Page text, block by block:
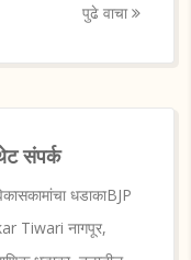
पुढे वाचा
संपर्क
धडाकाBJP
Tiwari नागपूर,